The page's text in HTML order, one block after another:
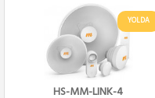
YOLDA
HS-MM-LINK-4